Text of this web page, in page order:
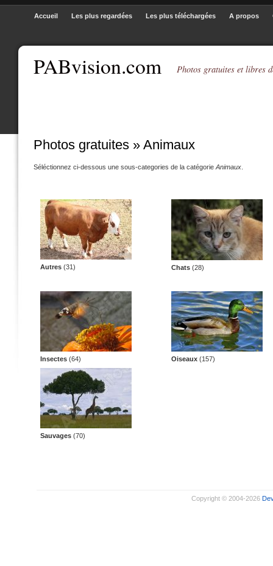
PABvision.com Photos gratuites et libres
Accueil Les plus regardées Les plus téléchargées A propos
Photos gratuites » Animaux
Séléctionnez ci-dessous une sous-categories de la catégorie Animaux
Autres (31) Chats (28)
Insectes (64) Oiseaux (157)
Sauvages (70)
Copyright © 2004-2026